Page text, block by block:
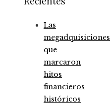
Las
megadquisiciones
que
marcaron
hitos
financieros
históricos